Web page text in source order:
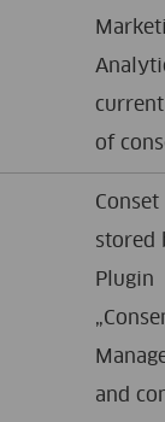
of
Conset
stored
Plugin
and